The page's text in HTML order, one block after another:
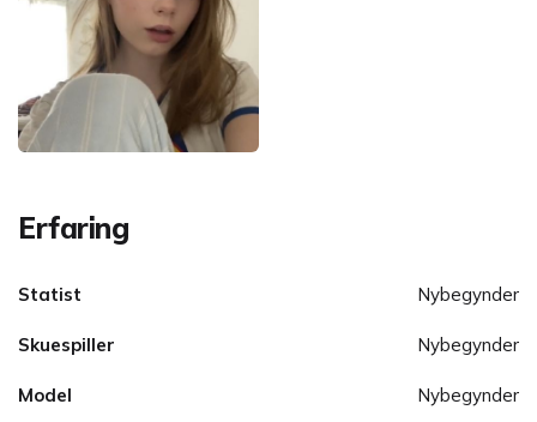
Erfaring
Statist Nybegynder
Skuespiller Nybegynder
Model Nybegynder